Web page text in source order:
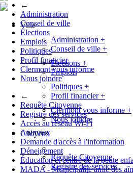
←
Administration
Conseil de ville
Élections
Emplois
Politiques
Profil financier
Clermont vous informe
Nous joindre
←
Requête Citoyenne
Registre des services
Accès au réseau Wi-Fi
Animaux
Demande d'accès à l'information
Déneigement
Éducation et centre de la petite
MADA - Municipalité amie des
Ville
Administration +
Conseil de ville +
Élections +
Emplois
Politiques +
Profil financier+
Clermont vous informe +
Nous joindre
Citoyens
Requête Citoyenne
Registre des services